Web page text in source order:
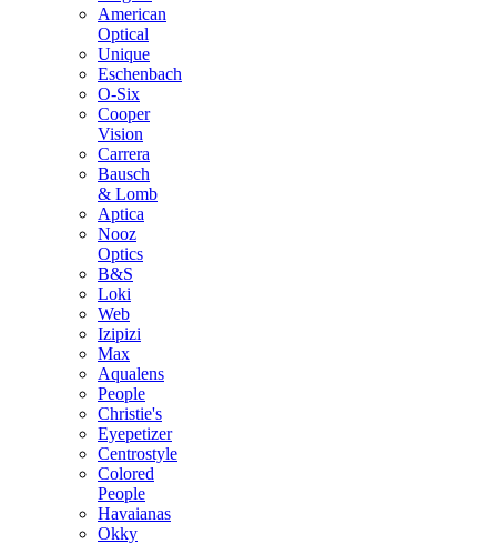
American
Optical
Unique
Eschenbach
O-Six
Cooper
Vision
Carrera
Bausch
& Lomb
Aptica
Nooz
Optics
Β&S
Loki
Web
Izipizi
Max
Aqualens
People
Christie's
Eyepetizer
Centrostyle
Colored
People
Havaianas
Okky